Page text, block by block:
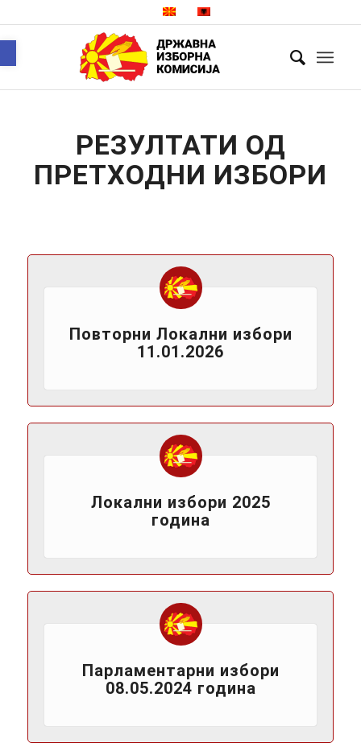
РЕЗУЛТАТИ ОД
ПРЕТХОДНИ ИЗБОРИ
Повторни Локални избори
11.01.2026
Локални избори 2025
година
Парламентарни избори
08.05.2024 година
Open toolbar